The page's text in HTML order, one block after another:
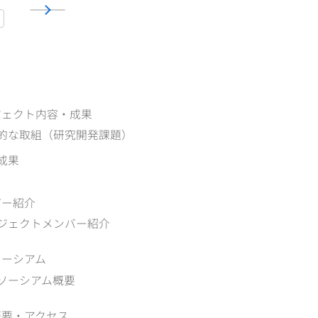
クト内容・成果
な取組（研究開発課題）
果
紹介
ェクトメンバー紹介
シアム
ーシアム概要